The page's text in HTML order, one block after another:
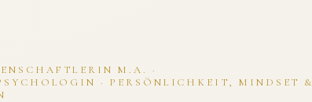
M.A. ·
· PERSÖNLICHKEIT, MINDSET &